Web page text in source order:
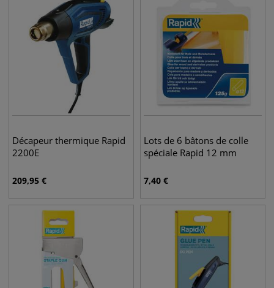
Décapeur thermique Rapid
2200E
209,95 €
Lots de 6 bâtons de colle
spéciale Rapid 12 mm
7,40 €